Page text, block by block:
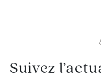
Suivez